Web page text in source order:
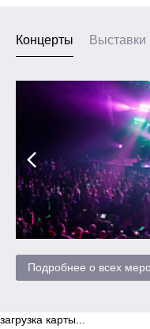
Концерты Выставки
Подробнее о всех
загрузка карты...